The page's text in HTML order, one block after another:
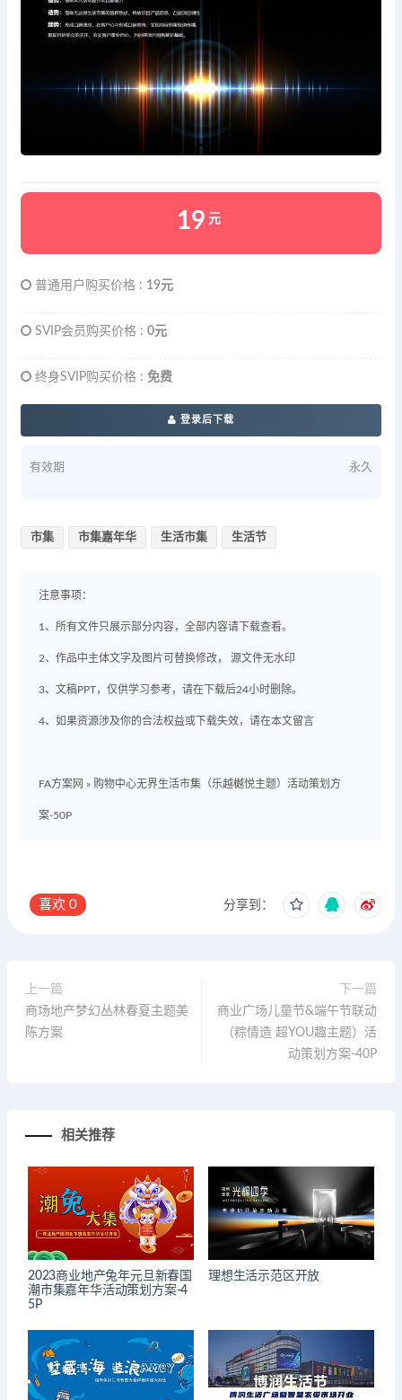
19 元
普通用户购买价格 : 19元
SVIP会员购买价格 : 0元
终身SVIP购买价格 : 免费
登录后下载
有效期 永久
市集 市集嘉年华 生活市集 生活节
注意事项：
1、所有文件只展示部分内容，全部内容请下载查看。
2、作品中主体文字及图片可替换修改， 源文件无水印
3、文稿PPT，仅供学习参考，请在下载后24小时删除。
4、如果资源涉及你的合法权益或下载失效，请在本文留言
FA方案网 » 购物中心无界生活市集（乐越樾悦主题）活动策划方
案-50P
喜欢 0 分享到：
上一篇
商场地产梦幻丛林春夏主题美
陈方案
下一篇
商业广场儿童节&端午节联动
（粽情造 超YOU趣主题）活
动策划方案-40P
相关推荐
2023商业地产兔年元旦新春国
潮市集嘉年华活动策划方案-4
5P
理想生活示范区开放